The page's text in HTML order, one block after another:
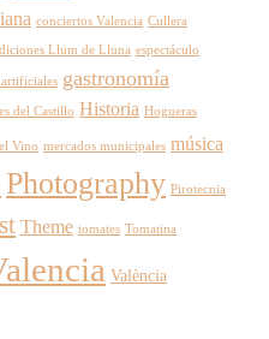
conciertos Valencia Cullera
Llum de Lluna espectáculo
gastronomía
del Castillo Historia Hogueras
Vino mercados municipales música
Photography Pirotecnia
Theme tomates Tomatina
València